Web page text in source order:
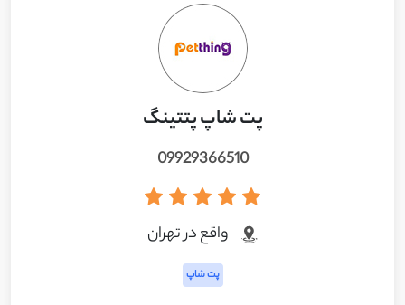
پت شاپ پتتینگ
09929366510
واقع در تهران
پت شاپ